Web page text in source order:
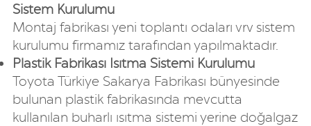
Sistem Kurulumu
Montaj fabrikası yeni toplantı odaları vrv sistem
kurulumu firmamız tarafından yapılmaktadır.
Plastik Fabrikası Isıtma Sistemi Kurulumu
Toyota Türkiye Sakarya Fabrikası bünyesinde
bulunan plastik fabrikasında mevcutta
kullanılan buharlı ısıtma sistemi yerine doğalgaz